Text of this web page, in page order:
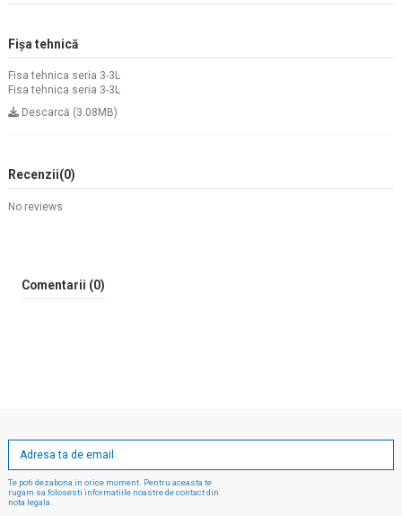
Fișa tehnică
Fisa tehnica seria 3-3L
Fisa tehnica seria 3-3L
Descarcă (3.08MB)
Recenzii(0)
No reviews
Comentarii (0)
Te poti dezabona in orice moment. Pentru aceasta te
rugam sa folosesti informatiile noastre de contact din
nota legala.